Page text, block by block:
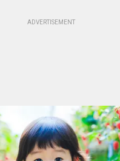
ADVERTISEMENT